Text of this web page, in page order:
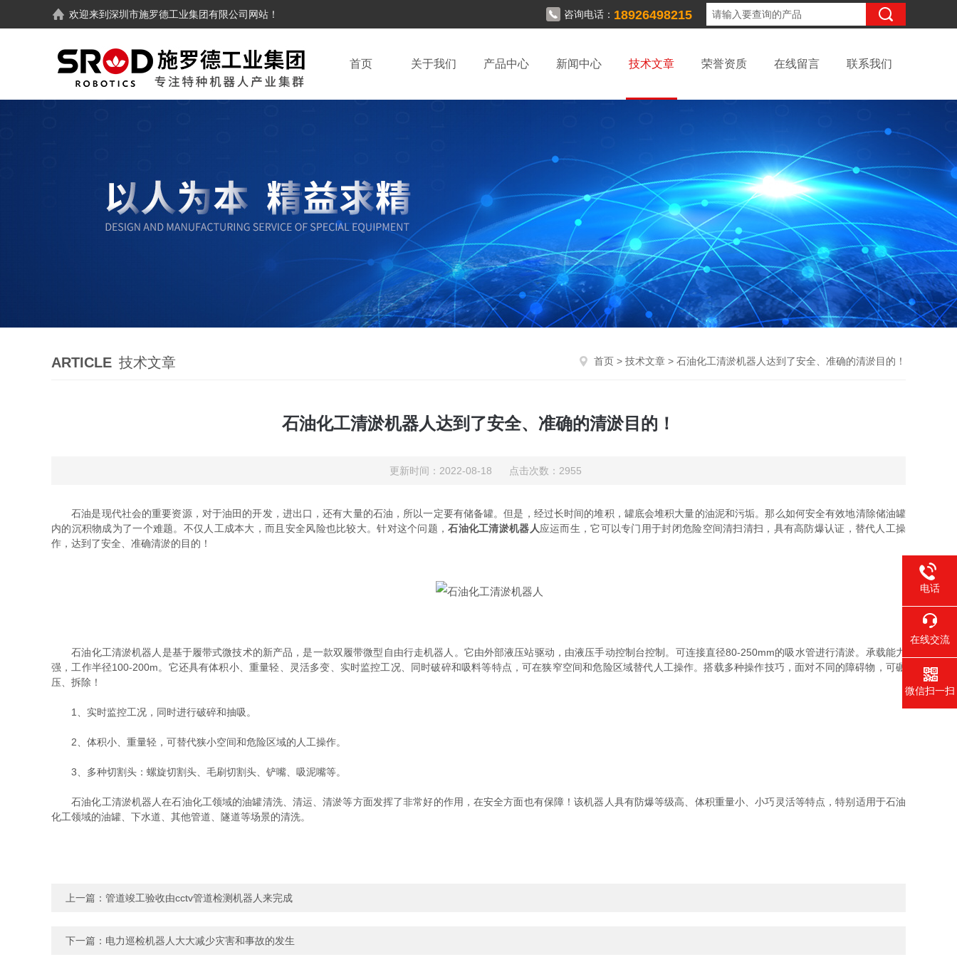
欢迎来到深圳市施罗德工业集团有限公司 网站！ 咨询电话： 18926498215
首页 关于我们 产品中心 新闻中心 技术文章 荣誉资质 在线留言 联系我们
ARTICLE 技术文章 首页 > 技术文章 > 石油化工清淤机器人达到了安全、准确的清淤目的！
石油化工清淤机器人达到了安全、准确的清淤目的！
更新时间：2022-08-18 点击次数：2955
石油是现代社会的重要资源，对于油田的开发，进出口，还有大量的石油，所以一定要有储备罐。但是，经过长时间的堆积，罐底会堆积大量的油泥和污垢。那么如何安全有效地清除储油罐
内的沉积物成为了一个难题。不仅人工成本大，而且安全风险也比较大。针对这个问题，石油化工清淤机器人应运而生，它可以专门用于封闭危险空间清扫清扫，具有高防爆认证，替代人工操
作，达到了安全、准确清淤的目的！
石油化工清淤机器人是基于履带式微技术的新产品，是一款双履带微型自由行走机器人。它由外部液压站驱动，由液压手动控制台控制。可连接直径80-250mm的吸水管进行清淤。承载能力
强，工作半径100-200m。它还具有体积小、重量轻、灵活多变、实时监控工况、同时破碎和吸料等特点，可在狭窄空间和危险区域替代人工操作。搭载多种操作技巧，面对不同的障碍物，可碾
压、拆除！
1、实时监控工况，同时进行破碎和抽吸。
2、体积小、重量轻，可替代狭小空间和危险区域的人工操作。
3、多种切割头：螺旋切割头、毛刷切割头、铲嘴、吸泥嘴等。
石油化工清淤机器人在石油化工领域的油罐清洗、清运、清淤等方面发挥了非常好的作用，在安全方面也有保障！该机器人具有防爆等级高、体积重量小、小巧灵活等特点，特别适用于石油
化工领域的油罐、下水道、其他管道、隧道等场景的清洗。
上一篇： 管道竣工验收由cctv管道检测机器人来完成
下一篇： 电力巡检机器人大大减少灾害和事故的发生
电话
在线交流
微信扫一扫